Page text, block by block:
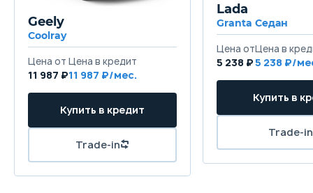
1610 мм
Колёсная база
2775 мм
Клиренс
205 мм
Масса
Geely
Coolray
11 987 ₽11 987
Lada
Granta Седан
5 238 ₽5 238